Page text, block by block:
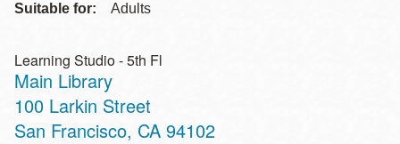
Suitable for: Adults
Learning Studio - 5th Fl
Main Library
Address
100 Larkin Street
San Francisco, CA 94102